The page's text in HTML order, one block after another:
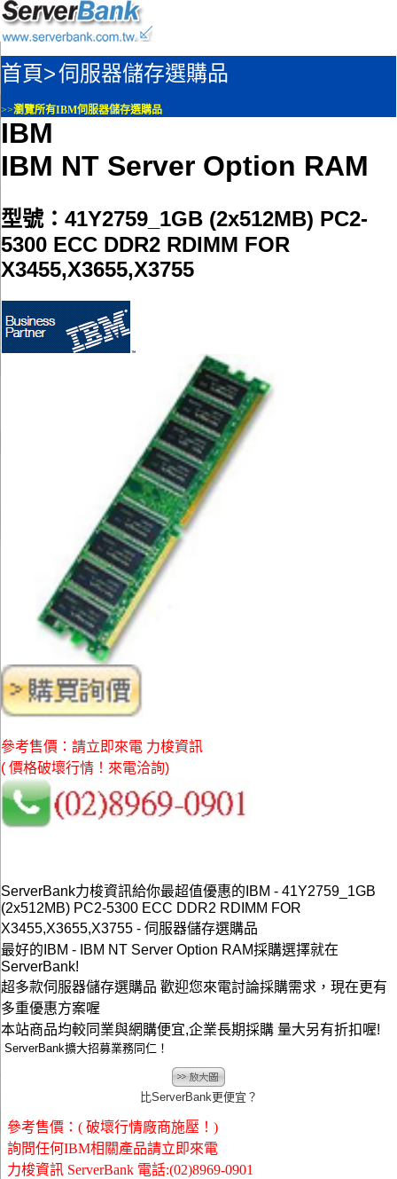
首頁>伺服器儲存選購品
>>瀏覽所有IBM伺服器儲存選購品
IBM
IBM NT Server Option RAM
型號：41Y2759_1GB (2x512MB) PC2-
5300 ECC DDR2 RDIMM FOR
X3455,X3655,X3755
參考售價：請立即來電 力梭資訊
( 價格破壞行情！來電洽詢)
ServerBank力梭資訊給你最超值優惠的IBM - 41Y2759_1GB
(2x512MB) PC2-5300 ECC DDR2 RDIMM FOR
X3455,X3655,X3755 - 伺服器儲存選購品
最好的IBM - IBM NT Server Option RAM採購選擇就在
ServerBank!
超多款伺服器儲存選購品 歡迎您來電討論採購需求，現在更有
多重優惠方案喔
本站商品均較同業與網購便宜,企業長期採購 量大另有折扣喔!
ServerBank擴大招募業務同仁！
比ServerBank更便宜？
參考售價：( 破壞行情廠商施壓！)
詢問任何IBM相關產品請立即來電
力梭資訊 ServerBank 電話:(02)8969-0901